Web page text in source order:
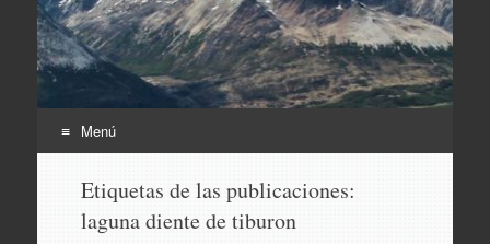
Menú
contenido
Etiquetas de las publicaciones:
laguna diente de tiburon